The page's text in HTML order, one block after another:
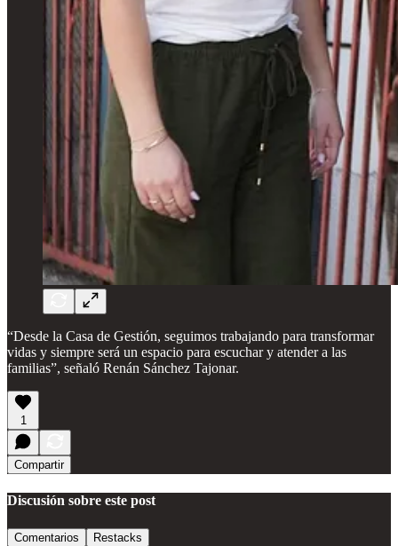
“Desde la Casa de Gestión, seguimos trabajando para transformar
vidas y siempre será un espacio para escuchar y atender a las
familias”, señaló Renán Sánchez Tajonar.
1
Compartir
Discusión sobre este post
Comentarios Restacks